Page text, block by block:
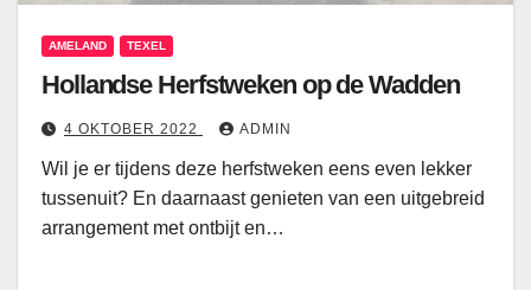
AMELAND TEXEL
Hollandse Herfstweken op de Wadden
4 OKTOBER 2022 ADMIN
Wil je er tijdens deze herfstweken eens even lekker
tussenuit? En daarnaast genieten van een uitgebreid
arrangement met ontbijt en…